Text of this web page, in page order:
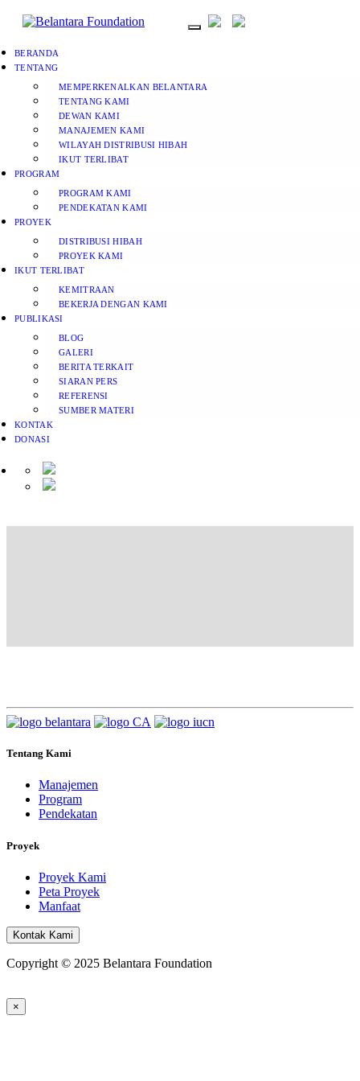
BERANDA
TENTANG
MEMPERKENALKAN BELANTARA
TENTANG KAMI
DEWAN KAMI
MANAJEMEN KAMI
WILAYAH DISTRIBUSI HIBAH
IKUT TERLIBAT
PROGRAM
PROGRAM KAMI
PENDEKATAN KAMI
PROYEK
DISTRIBUSI HIBAH
PROYEK KAMI
IKUT TERLIBAT
KEMITRAAN
BEKERJA DENGAN KAMI
PUBLIKASI
BLOG
GALERI
BERITA TERKAIT
SIARAN PERS
REFERENSI
SUMBER MATERI
KONTAK
DONASI
Tentang Kami
Manajemen
Program
Pendekatan
Proyek
Proyek Kami
Peta Proyek
Manfaat
Kontak Kami
Copyright © 2025 Belantara Foundation
×